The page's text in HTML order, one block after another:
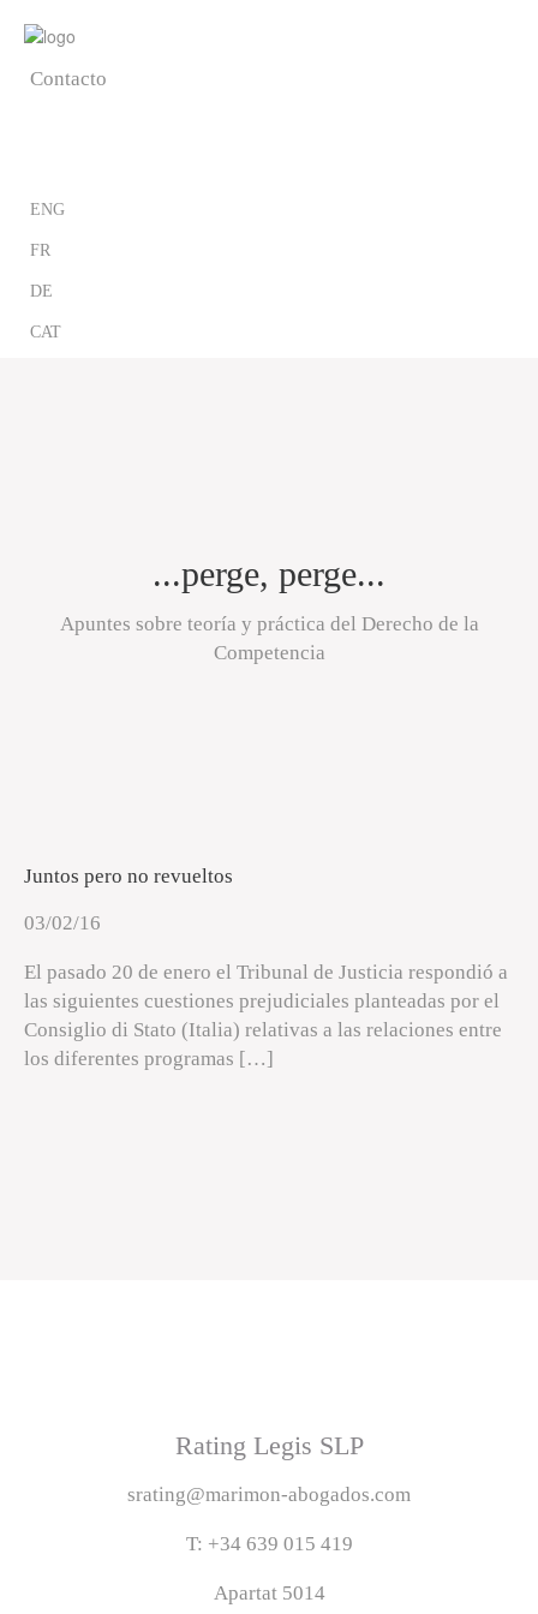
Blog
Contacto
ENG
FR
DE
CAT
...perge, perge...
Apuntes sobre teoría y práctica del Derecho de la
Competencia
Juntos pero no revueltos
03/02/16
El pasado 20 de enero el Tribunal de Justicia respondió a
las siguientes cuestiones prejudiciales planteadas por el
Consiglio di Stato (Italia) relativas a las relaciones entre
los diferentes programas […]
Rating Legis SLP
srating@marimon-abogados.com
T: +34 639 015 419
Apartat 5014